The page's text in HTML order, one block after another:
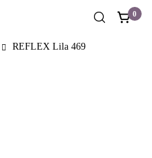
0
REFLEX Lila 469